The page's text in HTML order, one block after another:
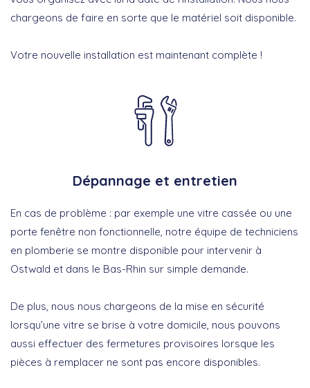
chargeons de faire en sorte que le matériel soit disponible.
Votre nouvelle installation est maintenant complète !
Dépannage et entretien
En cas de problème : par exemple une vitre cassée ou une
porte fenêtre non fonctionnelle, notre équipe de techniciens
en plomberie se montre disponible pour intervenir à
Ostwald et dans le Bas-Rhin sur simple demande.
De plus, nous nous chargeons de la mise en sécurité
lorsqu’une vitre se brise à votre domicile, nous pouvons
aussi effectuer des fermetures provisoires lorsque les
pièces à remplacer ne sont pas encore disponibles.